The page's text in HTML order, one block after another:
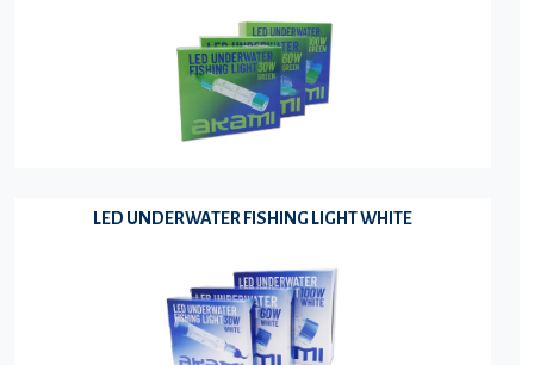
LED UNDERWATER FISHING LIGHT WHITE